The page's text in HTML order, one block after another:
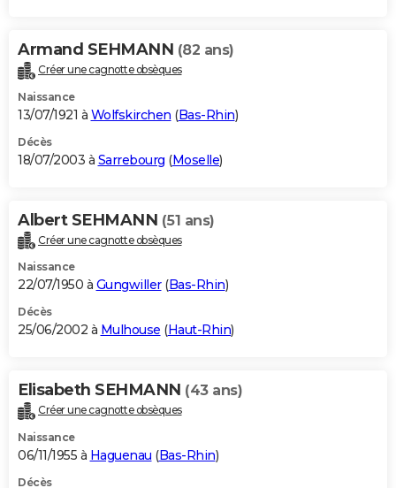
Armand SEHMANN (82 ans)
Créer une cagnotte obsèques
Naissance
13/07/1921 à Wolfskirchen (Bas-Rhin)
Décès
18/07/2003 à Sarrebourg (Moselle)
Albert SEHMANN (51 ans)
Créer une cagnotte obsèques
Naissance
22/07/1950 à Gungwiller(Bas-Rhin)
Décès
25/06/2002 à Mulhouse (Haut-Rhin)
Elisabeth SEHMANN (43 ans)
Créer une cagnotte obsèques
Naissance
06/11/1955 à Haguenau (Bas-Rhin)
Décès